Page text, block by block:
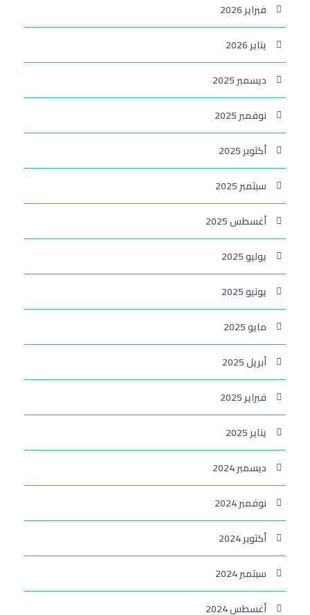
فبراير 2026
يناير 2026
ديسمبر 2025
نوفمبر 2025
أكتوبر 2025
سبتمبر 2025
أغسطس 2025
يوليو 2025
يونيو 2025
مايو 2025
أبريل 2025
فبراير 2025
يناير 2025
ديسمبر 2024
نوفمبر 2024
أكتوبر 2024
سبتمبر 2024
أغسطس 2024